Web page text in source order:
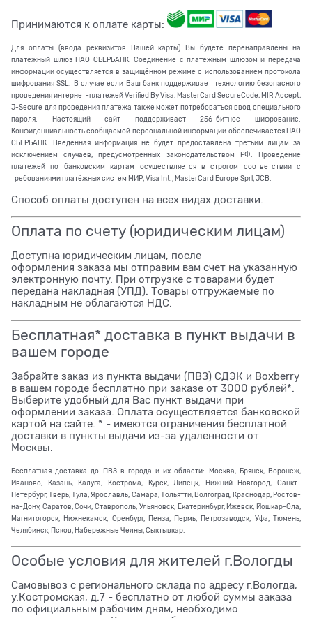
Принимаются к оплате карты:
Для оплаты (ввода реквизитов Вашей карты) Вы будете перенаправлены на
платёжный шлюз ПАО СБЕРБАНК. Соединение с платёжным шлюзом и передача
информации осуществляется в защищённом режиме с использованием протокола
шифрования SSL. В случае если Ваш банк поддерживает технологию безопасного
проведения интернет-платежей Verified By Visa, MasterCard SecureCode, MIR Accept,
J-Secure для проведения платежа также может потребоваться ввод специального
пароля. Настоящий сайт поддерживает 256-битное шифрование.
Конфиденциальность сообщаемой персональной информации обеспечивается ПАО
СБЕРБАНК. Введённая информация не будет предоставлена третьим лицам за
исключением случаев, предусмотренных законодательством РФ. Проведение
платежей по банковским картам осуществляется в строгом соответствии с
требованиями платёжных систем МИР, Visa Int., MasterCard Europe Sprl, JCB.
Способ оплаты доступен на всех видах доставки.
Оплата по счету (юридическим лицам)
Доступна юридическим лицам, после
оформления заказа мы отправим вам счет на указанную
электронную почту. При отгрузке с товарами будет
передана накладная (УПД). Товары отгружаемые по
накладным не облагаются НДС.
Бесплатная* доставка в пункт выдачи в
вашем городе
Забрайте заказ из пункта выдачи (ПВЗ) СДЭК и Boxberry
в вашем городе бесплатно при заказе от 3000 рублей*.
Выберите удобный для Вас пункт выдачи при
оформлении заказа. Оплата осуществляется банковской
картой на сайте. * - имеются ограничения бесплатной
доставки в пункты выдачи из-за удаленности от
Москвы.
Бесплатная доставка до ПВЗ в города и их области: Москва, Брянск, Воронеж,
Иваново, Казань, Калуга, Кострома, Курск, Липецк, Нижний Новгород, Санкт-
Петербург, Тверь, Тула, Ярославль, Самара, Тольятти, Волгоград, Краснодар, Ростов-
на-Дону, Саратов, Сочи, Ставрополь, Ульяновск, Екатеринбург, Ижевск, Йошкар-Ола,
Магнитогорск, Нижнекамск, Оренбург, Пенза, Пермь, Петрозаводск, Уфа, Тюмень,
Челябинск, Псков, Набережные Челны, Сыктывкар.
Особые условия для жителей г.Вологды
Самовывоз с регионального склада по адресу г.Вологда,
у.Костромская, д.7 - бесплатно от любой суммы заказа
по официальным рабочим дням, необходимо